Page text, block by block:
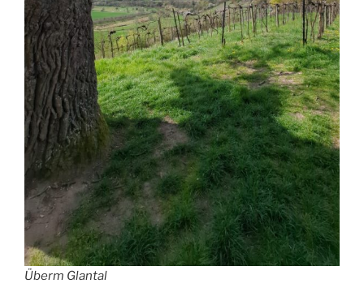
Überm Glantal